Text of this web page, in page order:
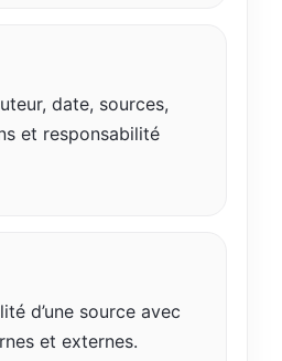
date, sources,
et responsabilité
d’une source avec
et externes.